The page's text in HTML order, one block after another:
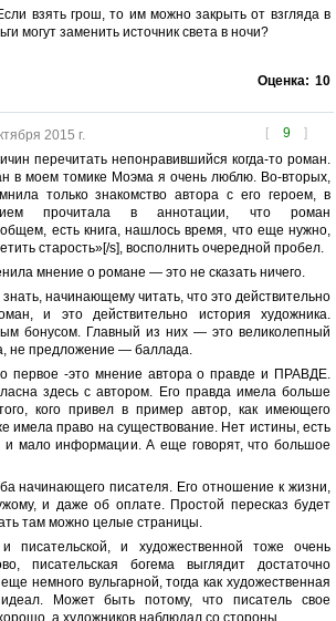
взять грош, то им можно закрыть от взгляда в
могут заменить источник света в ночи?
Оценка: 10
[ 9 ]
2015 г.
перечитать непонравившийся когда-то роман.
в моем томике Моэма я очень люблю. Во-вторых,
только знакомство автора с его героем, в
прочитала в аннотации, что роман
есть книга, нашлось время, что еще нужно,
старость»[/s], восполнить очередной пробел.
мнение о романе — это не сказать ничего.
начинающему читать, что это действительно
и это действительно история художника.
бонусом. Главный из них — это великолепный
не предложение — баллада.
первое -это мнение автора о правде и ПРАВДЕ.
здесь с автором. Его правда имела больше
кого привел в пример автор, как имеющего
имела право на существование. Нет истины, есть
и мало информации. А еще говорят, что большое
начинающего писателя. Его отношение к жизни,
и даже об оплате. Простой пересказ будет
там можно целые страницы.
писательской, и художественной тоже очень
писательская богема выглядит достаточно
немного вульгарной, тогда как художественная
Может быть потому, что писатель свое
а художников наблюдал со стороны.